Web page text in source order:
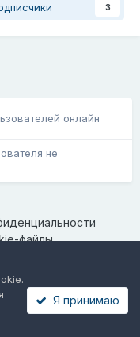
3
онлайн
не
файлы
Я принимаю